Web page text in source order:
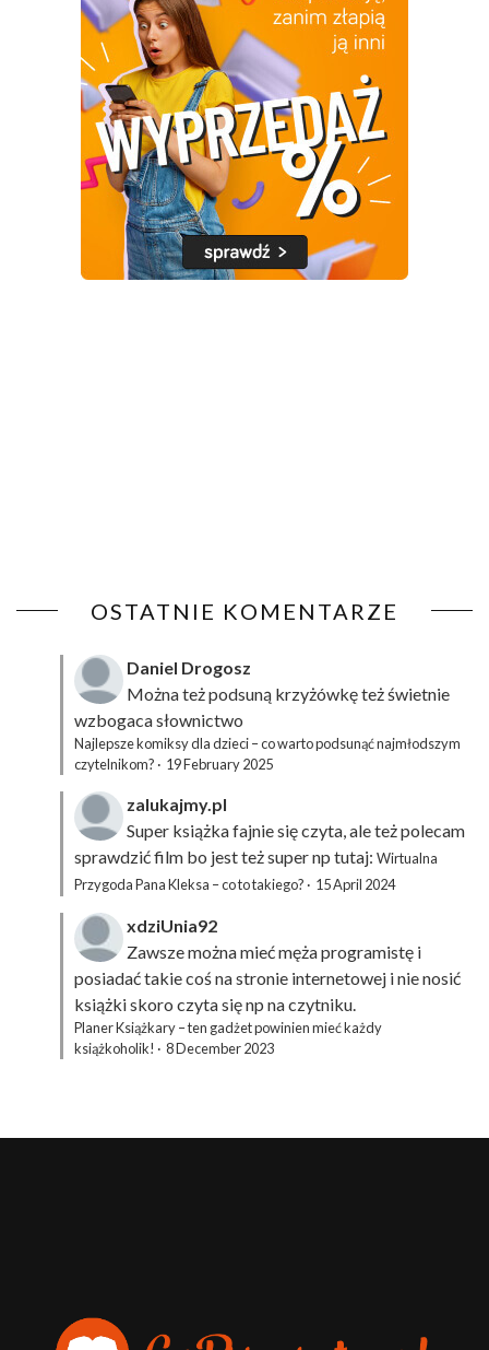
OSTATNIE KOMENTARZE
Daniel Drogosz
Można też podsuną krzyżówkęteż świetnie
wzbogaca słownictwo
Najlepsze komiksy dla dzieci – co warto podsunąć najmłodszym
czytelnikom? · 19 February 2025
zalukajmy.pl
Super książka fajnie się czyta, ale też polecam
sprawdzić film bo jest też super np tutaj: Wirtualna
Przygoda Pana Kleksa – co to takiego? · 15 April 2024
xdziUnia92
Zawsze można mieć męża programistę i
posiadać takie coś na stronie internetowej i nie nosić
książki skoro czyta się np na czytniku.
Planer Książkary – ten gadżet powinien mieć każdy
książkoholik! · 8 December 2023